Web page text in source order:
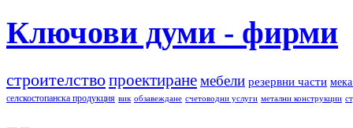
Ключови думи - фирми
строителствопроектиранемебели резервни части
селскостопанска продукция вик обзавеждане счетоводни услуги метални конструкции